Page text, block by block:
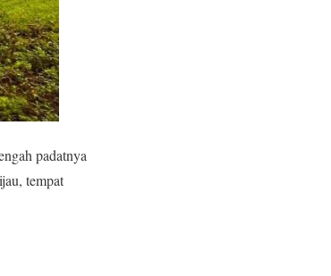
padatnya
tempat